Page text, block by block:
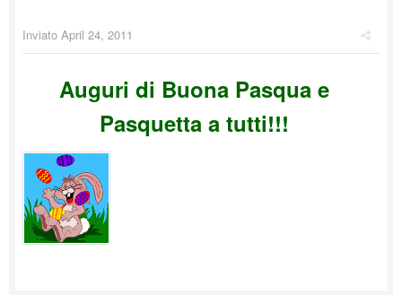
Inviato April 24, 2011
Auguri di Buona Pasqua e
Pasquetta a tutti!!!